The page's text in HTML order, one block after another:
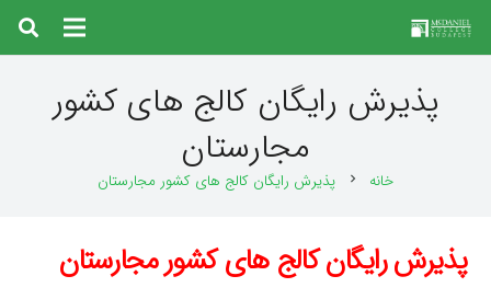
پذیرش رایگان کالج های کشور
مجارستان
خانه chevron_right پذیرش رایگان کالج های کشور مجارستان
پذیرش رایگان کالج های کشور مجارستان